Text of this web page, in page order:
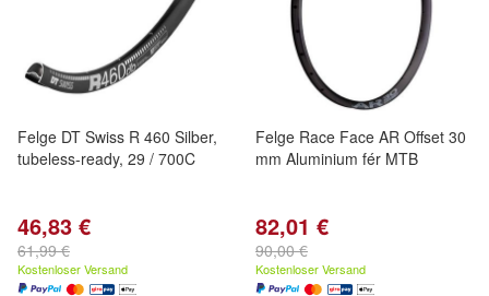
Felge DT Swiss R 460 Silber,
tubeless-ready, 29 / 700C
46,83 €
61,99 €
Kostenloser Versand
Felge Race Face AR Offset 30
mm Aluminium fér MTB
82,01 €
90,00 €
Kostenloser Versand